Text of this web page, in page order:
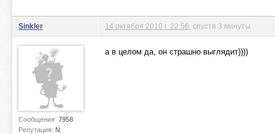
Sinkler
Сообщения: 7958
Репутация: N
14 октября 2010 г. 22:56 , спустя 3 минуты
а в целом да, он страшно выглядит))))